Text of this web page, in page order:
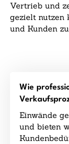
Vertrieb und
gezielt nutzen
und Kunden
Wie
Einwände
und bieten